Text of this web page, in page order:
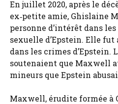
En juillet 2020, après le
ex‑petite amie, Ghislaine
personne d’intérêt dans
sexuelle d’Epstein. Elle fut
dans les crimes d’Epstein.
soutenaient que Maxwell
mineurs que Epstein
Maxwell, érudite formée à